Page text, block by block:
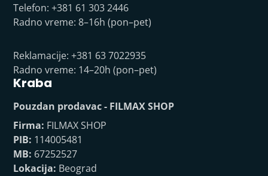
Telefon: +381 61 303 2446
Radno vreme: 8–16h (pon–pet)
Reklamacije: +381 63 7022935
Radno vreme: 14–20h (pon–pet)
Kraba
Pouzdan prodavac - FILMAX SHOP
Firma: FILMAX SHOP
PIB: 114005481
MB: 67252527
Lokacija: Beograd